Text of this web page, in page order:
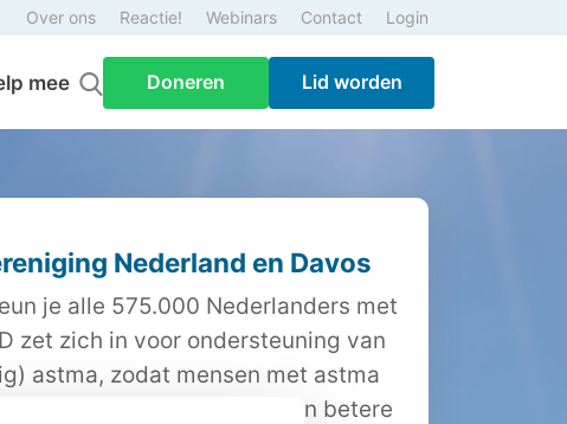
Over ons Reactie! Webinars Contact Login
mee Doneren Lid worden
Nederland en Davos
je alle 575.000 Nederlanders met
zet zich in voor ondersteuning van
astma, zodat mensen met astma
met hun aandoening en een betere